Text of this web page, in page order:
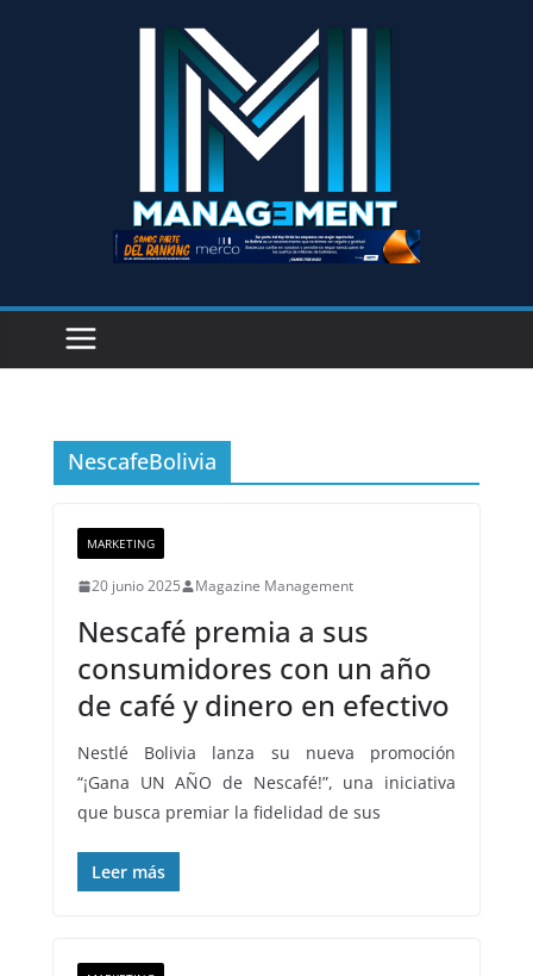
NescafeBolivia
MARKETING
20 junio 2025 Magazine Management
Nescafé premia a sus
consumidores con un año
de café y dinero en efectivo
Nestlé Bolivia lanza su nueva promoción
“¡Gana UN AÑO de Nescafé!”, una iniciativa
que busca premiar la fidelidad de sus
Leer más